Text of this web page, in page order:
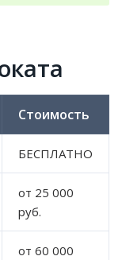
Стоимость
БЕСПЛАТНО
от 25 000
руб.
от 60 000